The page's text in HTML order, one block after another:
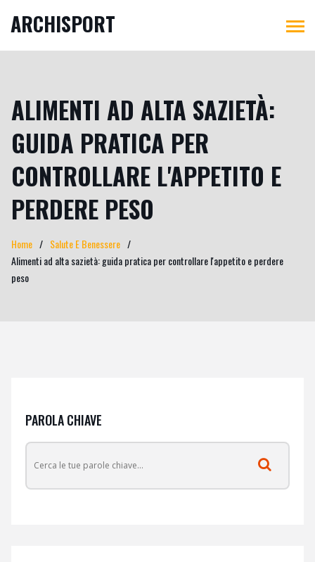
ARCHISPORT
ALIMENTI AD ALTA SAZIETÀ:
GUIDA PRATICA PER
CONTROLLARE L'APPETITO E
PERDERE PESO
Home
Salute E Benessere
Alimenti ad alta sazietà: guida pratica per controllare l'appetito e perdere
peso
PAROLA CHIAVE